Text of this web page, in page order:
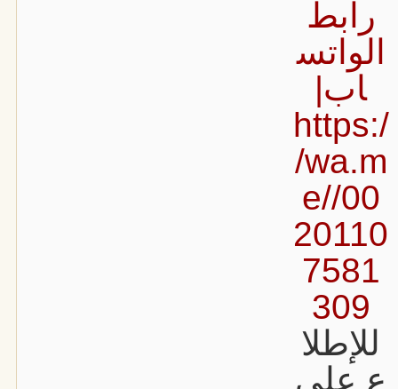
رابط
الواتس
اب|
https:/
/wa.m
e//00
20110
7581
309
للإطلا
ع علي